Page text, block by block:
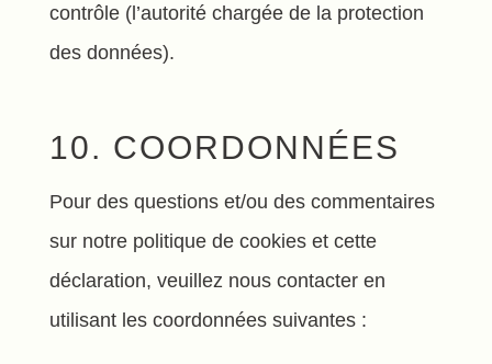
contrôle (l’autorité chargée de la protection
des données).
10. COORDONNÉES
Pour des questions et/ou des commentaires
sur notre politique de cookies et cette
déclaration, veuillez nous contacter en
utilisant les coordonnées suivantes :